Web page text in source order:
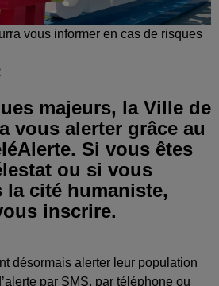
vous informer en cas de risques
majeurs, la Ville de
vous alerter grâce au
Si vous êtes
ou si vous
la cité humaniste,
inscrire.
désormais alerter leur population
par SMS, par téléphone ou